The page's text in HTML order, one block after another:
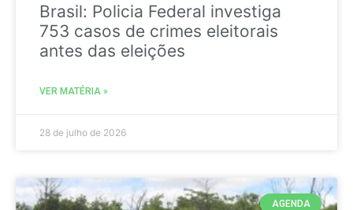
Brasil: Policia Federal investiga
753 casos de crimes eleitorais
antes das eleições
VER MATÉRIA »
28 de julho de 2026
AGENDA